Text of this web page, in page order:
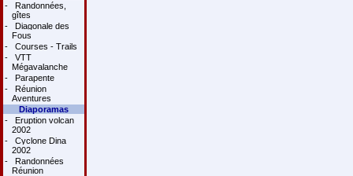
-
Randonnées,
gîtes
-
Diagonale des
Fous
-
Courses - Trails
-
VTT
Mégavalanche
-
Parapente
-
Réunion
Aventures
Diaporamas
-
Eruption volcan
2002
-
Cyclone Dina
2002
-
Randonnées
Réunion